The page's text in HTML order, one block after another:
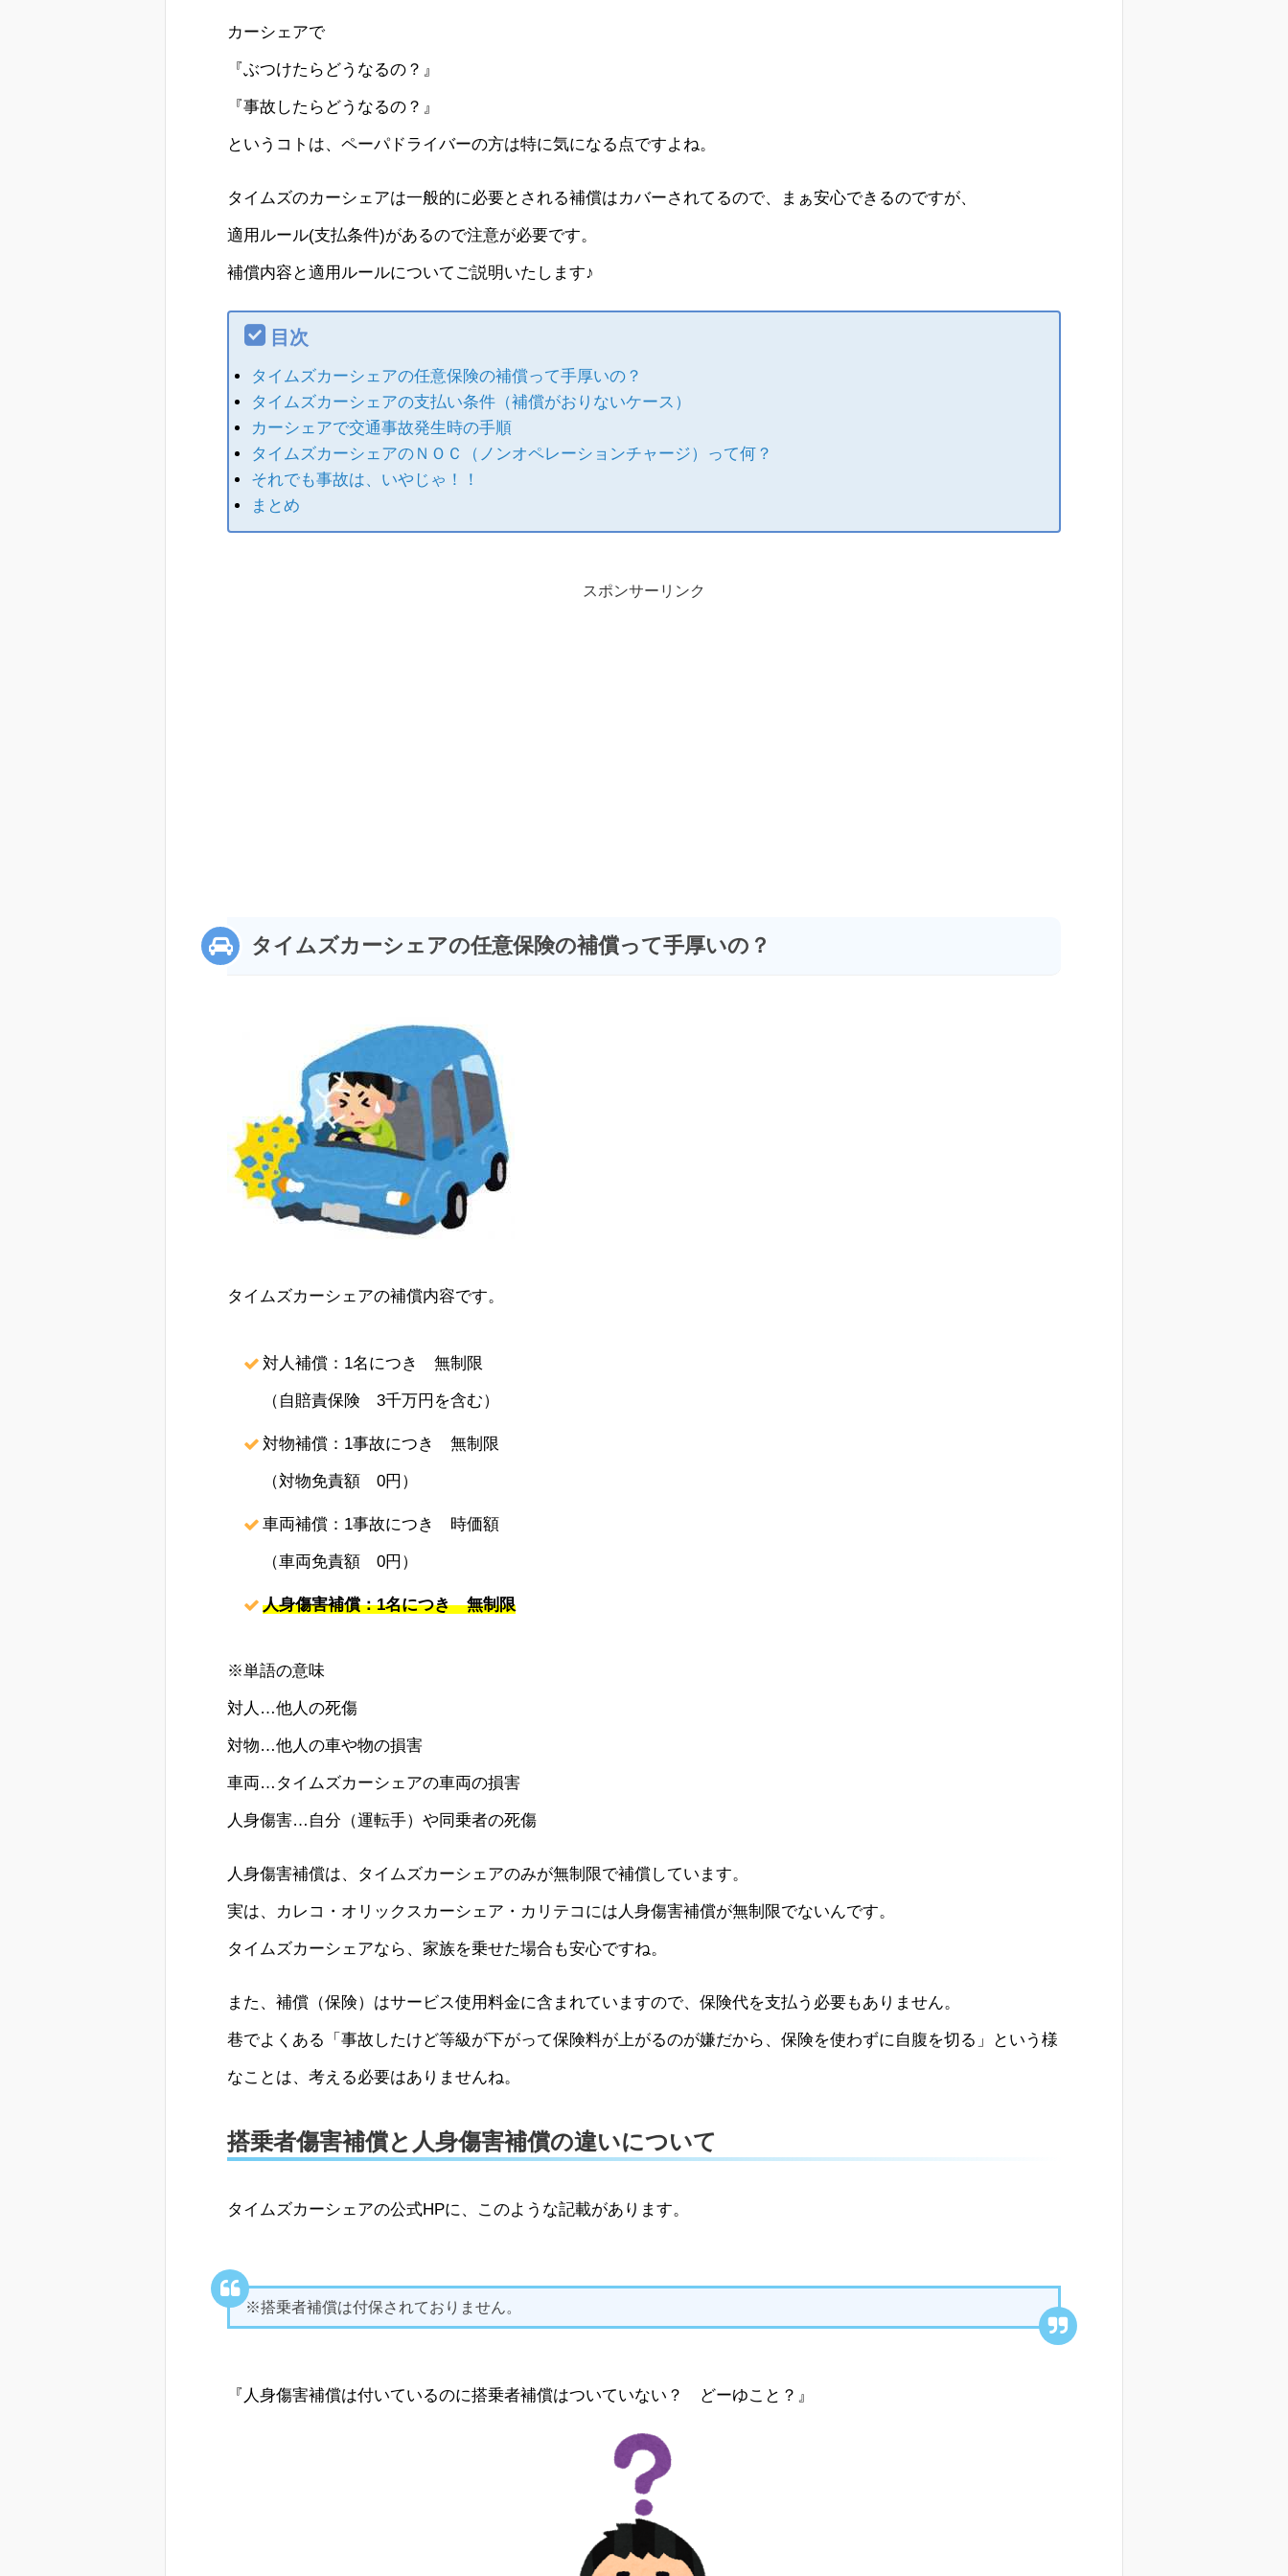
カーシェアで
『ぶつけたらどうなるの？』
『事故したらどうなるの？』
というコトは、ペーパドライバーの方は特に気になる点ですよね。
タイムズのカーシェアは一般的に必要とされる補償はカバーされてるので、まぁ安心できるのですが、
適用ルール(支払条件)があるので注意が必要です。
補償内容と適用ルールについてご説明いたします♪
目次
タイムズカーシェアの任意保険の補償って手厚いの？
タイムズカーシェアの支払い条件（補償がおりないケース）
カーシェアで交通事故発生時の手順
タイムズカーシェアのＮＯＣ（ノンオペレーションチャージ）って何？
それでも事故は、いやじゃ！！
まとめ
スポンサーリンク
タイムズカーシェアの任意保険の補償って手厚いの？
タイムズカーシェアの補償内容です。
対人補償：1名につき 無制限
（自賠責保険 3千万円を含む）
対物補償：1事故につき 無制限
（対物免責額 0円）
車両補償：1事故につき 時価額
（車両免責額 0円）
人身傷害補償：1名につき 無制限
※単語の意味
対人…他人の死傷
対物…他人の車や物の損害
車両…タイムズカーシェアの車両の損害
人身傷害…自分（運転手）や同乗者の死傷
人身傷害補償は、タイムズカーシェアのみが無制限で補償しています。
実は、カレコ・オリックスカーシェア・カリテコには人身傷害補償が無制限でないんです。
タイムズカーシェアなら、家族を乗せた場合も安心ですね。
また、補償（保険）はサービス使用料金に含まれていますので、保険代を支払う必要もありません。
巷でよくある「事故したけど等級が下がって保険料が上がるのが嫌だから、保険を使わずに自腹を切る」という様
なことは、考える必要はありませんね。
搭乗者傷害補償と人身傷害補償の違いについて
タイムズカーシェアの公式HPに、このような記載があります。
※搭乗者補償は付保されておりません。
『人身傷害補償は付いているのに搭乗者補償はついていない？ どーゆこと？』